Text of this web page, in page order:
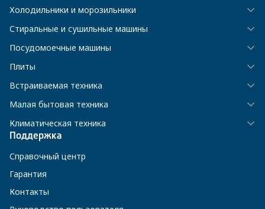
Холодильники и морозильники
Стиральные и сушильные машины
Посудомоечные машины
Плиты
Встраиваемая техника
Малая бытовая техника
Климатическая техника
Поддержка
Справочный центр
Гарантия
Контакты